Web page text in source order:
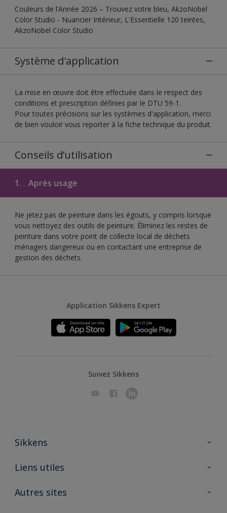
Couleurs de l’Année 2026 – Trouvez votre bleu, AkzoNobel
Color Studio - Nuancier Intérieur, L'Essentielle 120 teintes,
AkzoNobel Color Studio
Système d'application
La mise en œuvre doit être effectuée dans le respect des
conditions et prescription définies par le DTU 59-1.
Pour toutes précisions sur les systèmes d'application, merci
de bien vouloir vous reporter à la fiche technique du produit.
Conseils d’utilisation
1. Après usage
Ne jetez pas de peinture dans les égouts, y compris lorsque
vous nettoyez des outils de peinture. Éliminez les restes de
peinture dans votre point de collecte local de déchets
ménagers dangereux ou en contactant une entreprise de
gestion des déchets.
Application Sikkens Expert
Suivez Sikkens
Sikkens
A propos de Sikkens
Liens utiles
Ouvrir un magasin PASS
Autres sites